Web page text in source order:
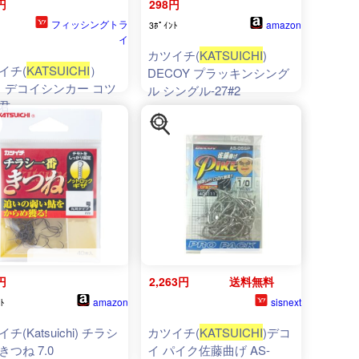
フィッシングトラ
イ
チ(KATSUICHI）
デコイシンカー コツ
298円
3ﾎﾟｲﾝﾄ amazon
カツイチ(KATSUICHI)
DECOY プラッキンシング
ル シングル-27#2
amazon
チ(Katsuichi) チラシ
つね 7.0
2,263円 送料無料
sisnext
カツイチ(KATSUICHI)デコ
イ パイク佐藤曲げ AS-